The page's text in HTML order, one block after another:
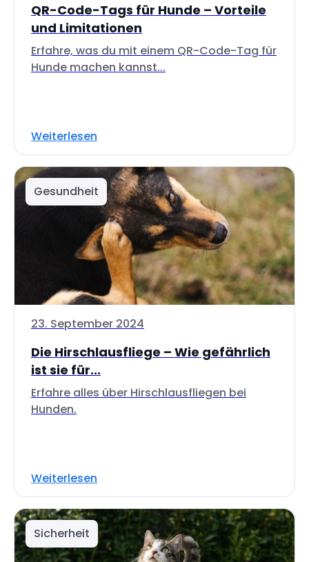
QR-Code-Tags für Hunde – Vorteile
und Limitationen
Erfahre, was du mit einem QR-Code-Tag für
Hunde machen kannst...
Weiterlesen
Gesundheit
23. September 2024
Die Hirschlausfliege – Wie gefährlich
ist sie für...
Erfahre alles über Hirschlausfliegen bei
Hunden.
Weiterlesen
Sicherheit